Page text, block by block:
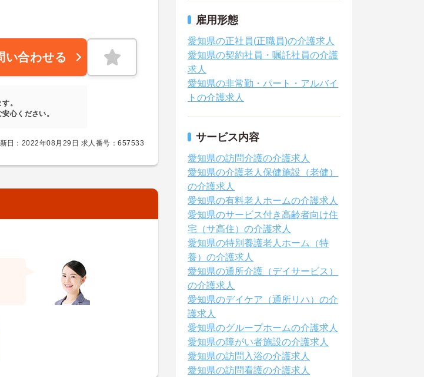
い合わせる
。
心ください。
日：2022年08月29日 求人番号：657533
雇用形態
愛知県の正社員(正職員)の介護求人
愛知県の契約社員・嘱託社員の介護
求人
愛知県の非常勤・パート・アルバイ
トの介護求人
サービス内容
愛知県の訪問介護の介護求人
愛知県の介護老人保健施設（老健）
の介護求人
愛知県の有料老人ホームの介護求人
愛知県のサービス付き高齢者向け住
宅（サ高住）の介護求人
愛知県の特別養護老人ホーム（特
養）の介護求人
愛知県の通所介護（デイサービス）
の介護求人
愛知県のデイケア（通所リハ）の介
護求人
愛知県のグループホームの介護求人
愛知県の障がい者施設の介護求人
愛知県の訪問入浴の介護求人
愛知県の訪問看護の介護求人